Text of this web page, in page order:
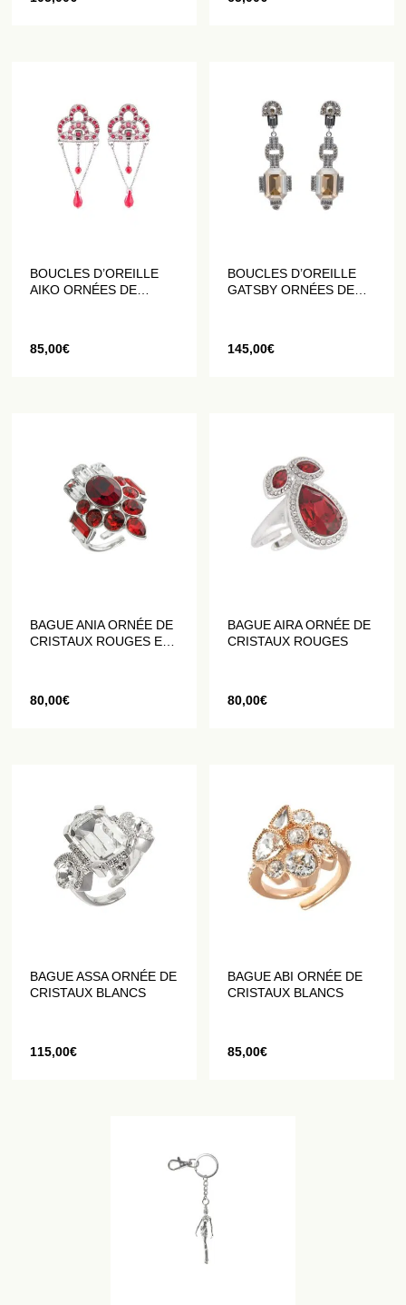
BOUCLES D’OREILLE
AIKO ORNÉES DE
85,00€
BOUCLES D’OREILLE
GATSBY ORNÉES DE
145,00€
BAGUE ANIA ORNÉE DE
CRISTAUX ROUGES ET
80,00€
BAGUE AIRA ORNÉE DE
CRISTAUX ROUGES
80,00€
BAGUE ASSA ORNÉE DE
CRISTAUX BLANCS
115,00€
BAGUE ABI ORNÉE DE
CRISTAUX BLANCS
85,00€